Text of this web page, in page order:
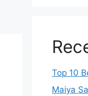
Top 10
Maiya